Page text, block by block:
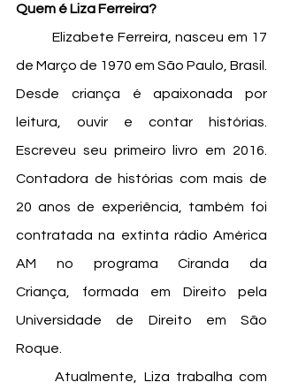
Quem é Liza Ferreira?
de Março de 1970 em São Paulo, Brasil.
Desde criança é apaixonada por
leitura, ouvir e contar histórias.
Escreveu seu primeiro livro em 2016.
Contadora de histórias com mais de
20 anos de experiência,
também foi
contratada na extinta rádio América
AM no programa Ciranda da
Criança,
formada em Direito pela
Universidade de Direito em São
Roque.
	Atualmente, Liza trabalha com